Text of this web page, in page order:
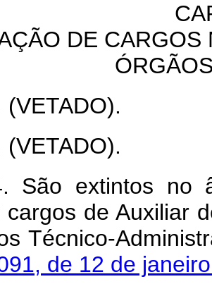
DE
(VETADO).
(VETADO).
São extintos no
cargos de Auxiliar
Técnico-
de 12 de